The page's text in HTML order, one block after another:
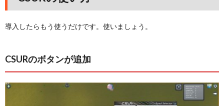
導入したらもう使うだけです。使いましょう。
CSURのボタンが追加